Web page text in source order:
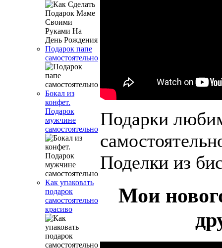
Подарок папе
самостоятельно
Бокал из
конфет.
Подарок
мужчине
самостоятельно
Как упаковать
подарок
самостоятельно
красиво
Подарки
Поделки из
Мои